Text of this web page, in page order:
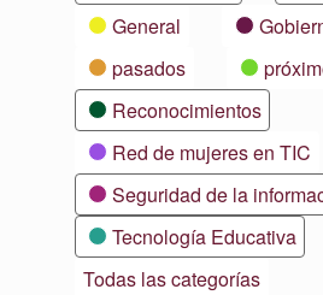
General
pasados
Reconocimientos
Red de mujeres en TIC
Seguridad de la
Tecnología Educativa
Todas las categorías